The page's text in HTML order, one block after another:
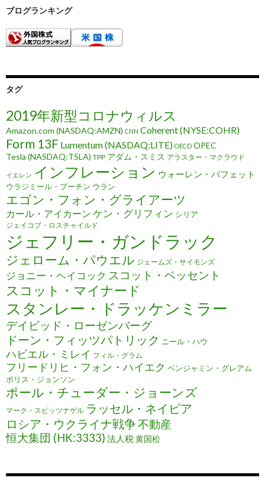
ブログランキング
タグ
2019年新型コロナウィルス
Amazon.com (NASDAQ:AMZN) CNN Coherent (NYSE:COHR)
Form 13F Lumentum (NASDAQ:LITE) OECD OPEC
Tesla (NASDAQ:TSLA) TPP アダム・スミス アラスター・マクラウド
イエレン インフレーション ウォーレン・バフェット
ウラジミール・プーチン ウラン
エゴン・フォン・グライアーツ
カール・アイカーン ケン・グリフィン シリア
ジェイコブ・ロスチャイルド
ジェフリー・ガンドラック
ジェローム・パウエル ジェームズ・サイモンズ
ジョニー・ヘイコック スコット・ベッセント
スコット・マイナード
スタンレー・ドラッケンミラー
デイビッド・ローゼンバーグ
ドーン・フィッツパトリック ニール・ハウ
ハビエル・ミレイ フィル・グラム
フリードリヒ・フォン・ハイエク ベンジャミン・グレアム
ボリス・ジョンソン
ポール・チューダー・ジョーンズ
マーク・スピッツナゲル ラッセル・ネイピア
ロシア・ウクライナ戦争不動産
恒大集団 (HK:3333) 法人税黄国松